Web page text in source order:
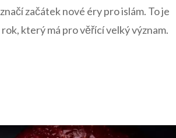
začátek nové éry pro islám. To je
který má pro věřící velký význam.